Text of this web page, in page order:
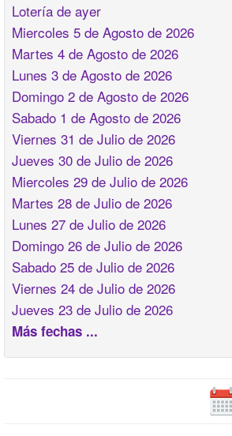
Lotería de ayer
Miercoles 5 de Agosto de 2026
Martes 4 de Agosto de 2026
Lunes 3 de Agosto de 2026
Domingo 2 de Agosto de 2026
Sabado 1 de Agosto de 2026
Viernes 31 de Julio de 2026
Jueves 30 de Julio de 2026
Miercoles 29 de Julio de 2026
Martes 28 de Julio de 2026
Lunes 27 de Julio de 2026
Domingo 26 de Julio de 2026
Sabado 25 de Julio de 2026
Viernes 24 de Julio de 2026
Jueves 23 de Julio de 2026
Más fechas ...